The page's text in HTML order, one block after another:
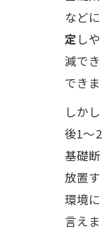
など
定 し
減で
でき
しか
後1～
基礎
放置
環境
言えま